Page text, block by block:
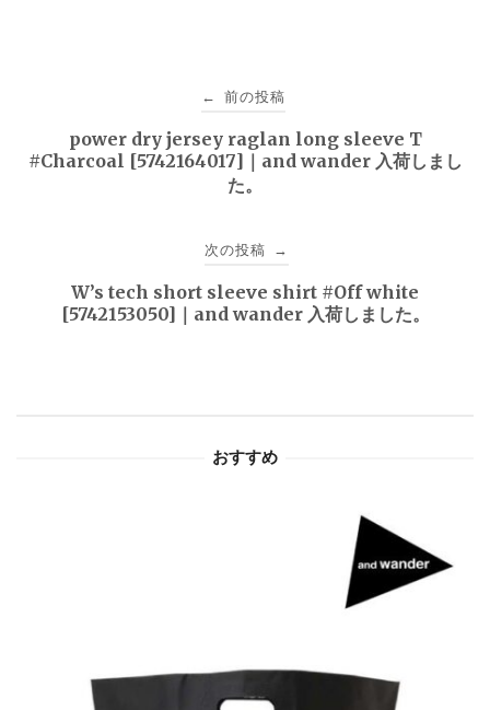
ナ
← 前の投稿
power dry jersey raglan long sleeve T
#Charcoal [5742164017]｜and wander 入荷しまし
た。
次の投稿 →
W’s tech short sleeve shirt #Off white
[5742153050]｜and wander 入荷しました。
おすすめ